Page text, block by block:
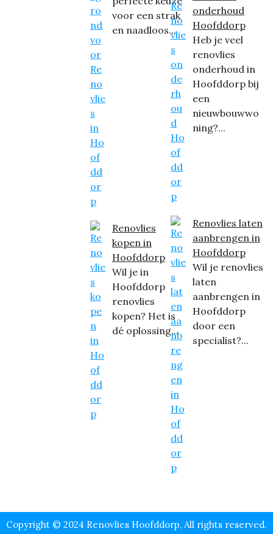
voor een strak
en naadloos...
Renovlies
kopen in
Hoofddorp
Wil je in
Hoofddorp
renovlies
kopen? Het is
dé oplossing...
onderhoud
Hoofddorp
Heb je veel
renovlies
onderhoud in
Hoofddorp bij
een
nieuwbouwwo
ning?...
Renovlies laten
aanbrengen in
Hoofddorp
Wil je renovlies
laten
aanbrengen in
Hoofddorp
door een
specialist?...
Copyright © 2024 Renovlies Hoofddorp, All rights reserved.